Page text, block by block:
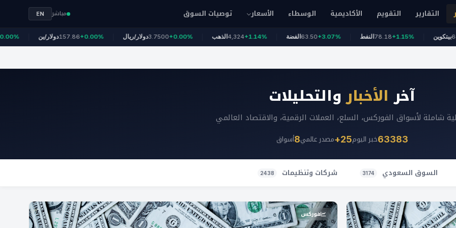
التقارير التقويم الأكاديمية الوسطاء الأسعار توصيات السوق مباشر EN
دولار/ين 157.86+0.00% دولار/ريال 3.7500+0.00% الذهب 4,324+1.14% الفضة 63.50+3.07% النفط 78.18+1.15% بيتكوين 64,971
آخر الأخباروالتحليلات
شاملة لأسواق الفوركس، السلع، العملات الرقمية، والاقتصاد العالمي
63383خبر اليوم25+ مصدر عالمي8أسواق
السوق السعودي 3174 شركات وتنظيمات 2438
فوركس